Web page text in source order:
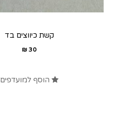
קשת כיווצים בד
30
₪
הוסף למועדפים